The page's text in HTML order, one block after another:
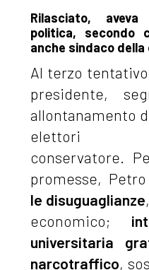
Rilasciato,
politica, secondo
anche sindaco
Al terzo
presidente,
allontanamento
elettori
conservatore.
promesse,
le disuguaglianze
economico;
universitaria
narcotraffico,